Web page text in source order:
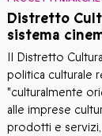
Distretto
sistema
Il Distretto
politica culturale
"culturalmente
alle imprese
prodotti e